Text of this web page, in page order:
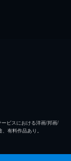
ビスにおける洋画/邦画/
有料作品あり。